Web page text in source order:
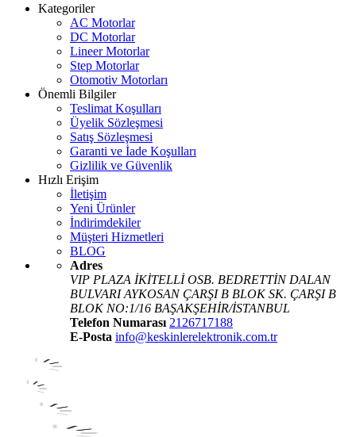
Kategoriler
AC Motorlar
DC Motorlar
Lineer Motorlar
Step Motorlar
Otomotiv Motorları
Önemli Bilgiler
Teslimat Koşulları
Üyelik Sözleşmesi
Satış Sözleşmesi
Garanti ve İade Koşulları
Gizlilik ve Güvenlik
Hızlı Erişim
İletişim
Yeni Ürünler
İndirimdekiler
Müşteri Hizmetleri
BLOG
Adres
VIP PLAZA İKİTELLİ OSB. BEDRETTİN DALAN
BULVARI AYKOSAN ÇARŞI B BLOK SK. ÇARŞI B
BLOK NO:1/16 BAŞAKŞEHİR/İSTANBUL
Telefon Numarası 2126717188
E-Posta info@keskinlerelektronik.com.tr